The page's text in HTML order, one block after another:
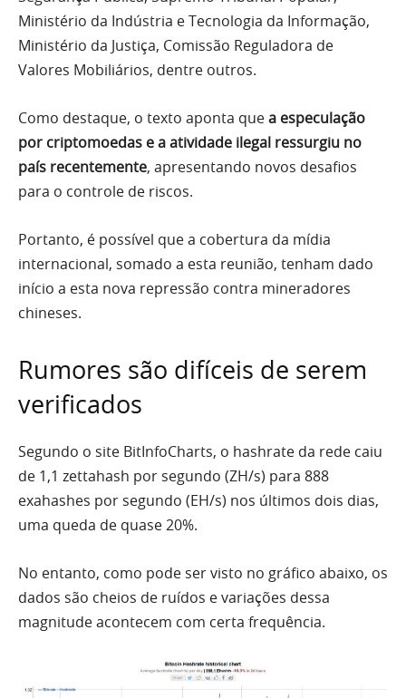
Ministério da Indústria e Tecnologia da Informação,
Ministério da Justiça, Comissão Reguladora de
Valores Mobiliários, dentre outros.
Como destaque, o texto aponta quea especulação
por criptomoedas e a atividade ilegal ressurgiu no
país recentemente, apresentando novos desafios
para o controle de riscos.
Portanto, é possível que a cobertura da mídia
internacional, somado a esta reunião, tenham dado
início a esta nova repressão contra mineradores
chineses.
Rumores são difíceis de serem
verificados
Segundo o site BitInfoCharts, o hashrate da rede caiu
de 1,1 zettahash por segundo (ZH/s) para 888
exahashes por segundo (EH/s) nos últimos dois dias,
uma queda de quase 20%.
No entanto, como pode ser visto no gráfico abaixo, os
dados são cheios de ruídos e variações dessa
magnitude acontecem com certa frequência.